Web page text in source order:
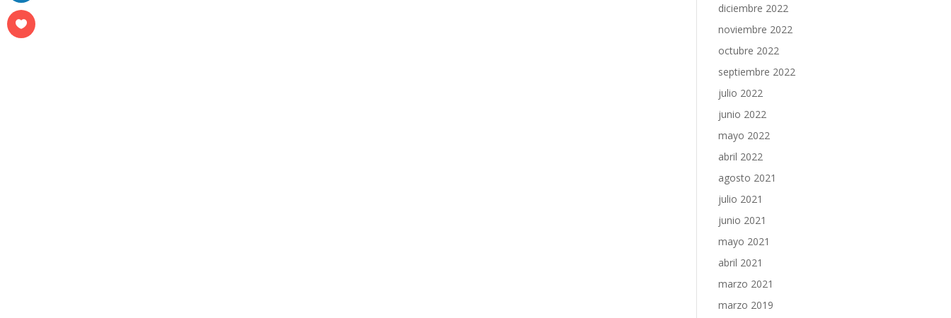
diciembre 2022
noviembre 2022
octubre 2022
septiembre 2022
julio 2022
junio 2022
mayo 2022
abril 2022
agosto 2021
julio 2021
junio 2021
mayo 2021
abril 2021
marzo 2021
marzo 2019